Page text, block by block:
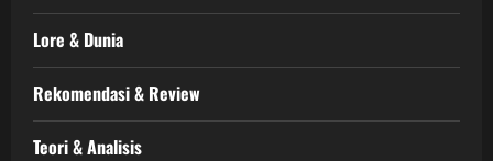
Lore & Dunia
Rekomendasi & Review
Teori & Analisis